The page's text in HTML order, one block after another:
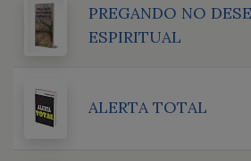
PREGANDO NO
ESPIRITUAL
ALERTA TOTAL